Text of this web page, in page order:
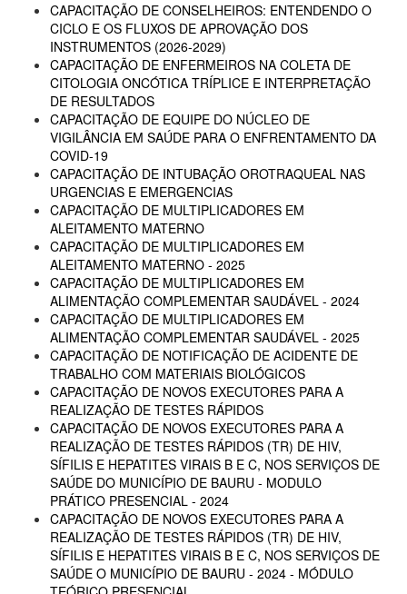
CAPACITAÇÃO DE CONSELHEIROS: ENTENDENDO O
CICLO E OS FLUXOS DE APROVAÇÃO DOS
INSTRUMENTOS (2026-2029)
CAPACITAÇÃO DE ENFERMEIROS NA COLETA DE
CITOLOGIA ONCÓTICA TRÍPLICE E INTERPRETAÇÃO
DE RESULTADOS
CAPACITAÇÃO DE EQUIPE DO NÚCLEO DE
VIGILÂNCIA EM SAÚDE PARA O ENFRENTAMENTO DA
COVID-19
CAPACITAÇÃO DE INTUBAÇÃO OROTRAQUEAL NAS
URGENCIAS E EMERGENCIAS
CAPACITAÇÃO DE MULTIPLICADORES EM
ALEITAMENTO MATERNO
CAPACITAÇÃO DE MULTIPLICADORES EM
ALEITAMENTO MATERNO - 2025
CAPACITAÇÃO DE MULTIPLICADORES EM
ALIMENTAÇÃO COMPLEMENTAR SAUDÁVEL - 2024
CAPACITAÇÃO DE MULTIPLICADORES EM
ALIMENTAÇÃO COMPLEMENTAR SAUDÁVEL - 2025
CAPACITAÇÃO DE NOTIFICAÇÃO DE ACIDENTE DE
TRABALHO COM MATERIAIS BIOLÓGICOS
CAPACITAÇÃO DE NOVOS EXECUTORES PARA A
REALIZAÇÃO DE TESTES RÁPIDOS
CAPACITAÇÃO DE NOVOS EXECUTORES PARA A
REALIZAÇÃO DE TESTES RÁPIDOS (TR) DE HIV,
SÍFILIS E HEPATITES VIRAIS B E C, NOS SERVIÇOS DE
SAÚDE DO MUNICÍPIO DE BAURU - MODULO
PRÁTICO PRESENCIAL - 2024
CAPACITAÇÃO DE NOVOS EXECUTORES PARA A
REALIZAÇÃO DE TESTES RÁPIDOS (TR) DE HIV,
SÍFILIS E HEPATITES VIRAIS B E C, NOS SERVIÇOS DE
SAÚDE O MUNICÍPIO DE BAURU - 2024 - MÓDULO